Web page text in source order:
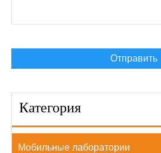
Отправить
Категория
Мобильные лаборатории